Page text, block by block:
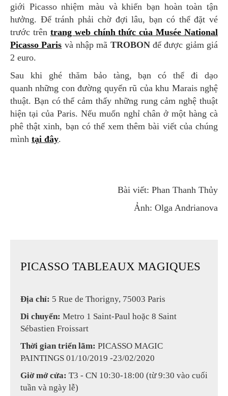
giới Picasso nhiệm màu và khiến bạn hoàn toàn tận
hưởng. Để tránh phải chờ đợi lâu, bạn có thể đặt vé
trước trên trang web chính thức của Musée National
Picasso Paris và nhập mã TROBONđể được giảm giá
2 euro.
Sau khi ghé thăm bảo tàng, bạn có thể đi dạo
quanh những con đường quyến rũ của khu Marais nghệ
thuật. Bạn có thể cảm thấy những rung cảm nghệ thuật
hiện tại của Paris. Nếu muốn nghỉ chân ở một hàng cà
phê thật xinh, bạn có thể xem thêm bài viết của chúng
mình tại đây.
Bài viết: Phan Thanh Thủy
Ảnh: Olga Andrianova
PICASSO TABLEAUX MAGIQUES
Địa chỉ: 5 Rue de Thorigny, 75003 Paris
Di chuyển: Metro 1 Saint-Paul hoặc 8 Saint
Sébastien Froissart
Thời gian triển lãm: PICASSO MAGIC
PAINTINGS 01/10/2019 -23/02/2020
Giờ mở cửa: T3 - CN 10:30-18:00 (từ 9:30 vào cuối
tuần và ngày lễ)